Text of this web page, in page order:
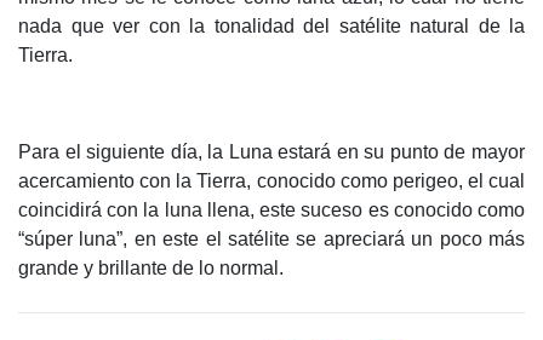
nada que ver con la tonalidad del satélite natural de la
Tierra.
Para el siguiente día, la Luna estará en su punto de mayor
acercamiento con la Tierra, conocido como perigeo, el cual
coincidirá con la luna llena, este suceso es conocido como
“súper luna”, en este el satélite se apreciará un poco más
grande y brillante de lo normal.